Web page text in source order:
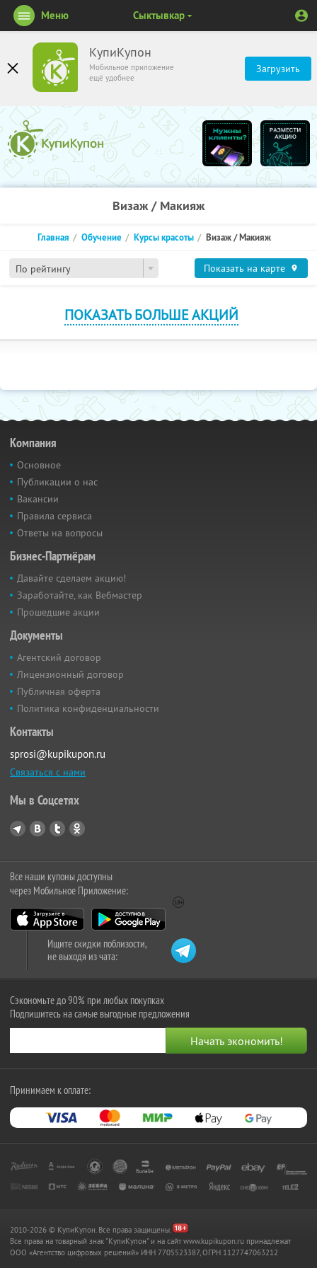
КупиКупон
Мобильное приложение
ещё удобнее
Загрузить
Меню Сыктывкар
Визаж / Макияж
По рейтингу
Главная Обучение Курсы красоты Визаж / Макияж
Показать на карте
ПОКАЗАТЬ БОЛЬШЕ АКЦИЙ
Компания
Основное
Публикации о нас
Вакансии
Правила сервиса
Ответы на вопросы
Бизнес-Партнёрам
Давайте сделаем акцию!
Заработайте, как Вебмастер
Прошедшие акции
Документы
Агентский договор
Лицензионный договор
Публичная оферта
Политика конфиденциальности
Контакты
sprosi@kupikupon.ru
Связаться с нами
Мы в Соцсетях
Все наши купоны доступны
через Мобильное Приложение:
Ищите скидки поблизости,
не выходя из чата:
Сэкономьте до 90% при любых покупках
Подпишитесь на самые выгодные предложения
Принимаем к оплате:
2010-2026 © КупиКупон. Все права защищены.
Все права на товарный знак "КупиКупон" и на сайт www.kupikupon.ru принадлежат
OOO «Агентство цифровых решений» ИНН 7705523387, ОГРН 1127747063212